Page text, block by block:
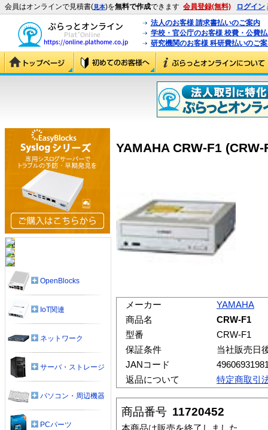
会員はオンラインで見積書(見本)を無料で作成できます 会員登録(無料) ログイン
法人のお客様 請求書払いのご案内
学校・官公庁のお客様 校費・公費
研究機関のお客様 科研費払いのご
YAMAHA CRW-F1 (CRW-
メーカー
YAMAHA
商品名
CRW-F1
型番
CRW-F1
保証条件
当社販売日
JANコード
返品について
特定商取引
商品番号 11720452
本商品は販売を終了しました
OpenBlocks
IoT関連
ネットワーク
サーバ・ストレージ
パソコン・周辺機器
PCパーツ